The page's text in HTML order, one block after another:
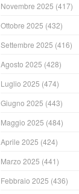
Novembre 2025 (417)
Ottobre 2025 (432)
Settembre 2025 (416)
Agosto 2025 (428)
Luglio 2025 (474)
Giugno 2025 (443)
Maggio 2025 (484)
Aprile 2025 (424)
Marzo 2025 (441)
Febbraio 2025 (436)